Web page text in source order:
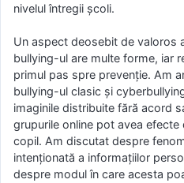
nivelul întregii școli.
Un aspect deosebit de valoros
bullying-ul are multe forme, iar
primul pas spre prevenție. Am
bullying-ul clasic și
imaginile distribuite fără acord
grupurile online pot avea
copil. Am discutat despre
intenționată a informațiilor
despre modul în care acesta